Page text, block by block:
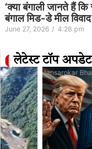
‘क्या बंगाली जानते हैं
बंगाल मिड-डे मील
June 27, 2026 / 4:28 pm
लेटेस्ट टॉप अपडेट
Jansarokar Bharat